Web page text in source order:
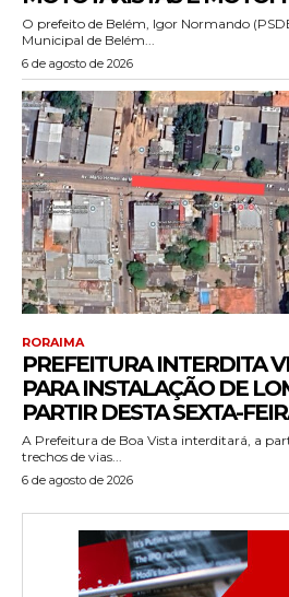
O prefeito de Belém, Igor Normando
Municipal de Belém...
6 de agosto de 2026
RORAIMA
PREFEITURA INTERDITA
PARA INSTALAÇÃO DE
PARTIR DESTA SEXTA-
A Prefeitura de Boa Vista interditará, a
trechos de vias...
6 de agosto de 2026